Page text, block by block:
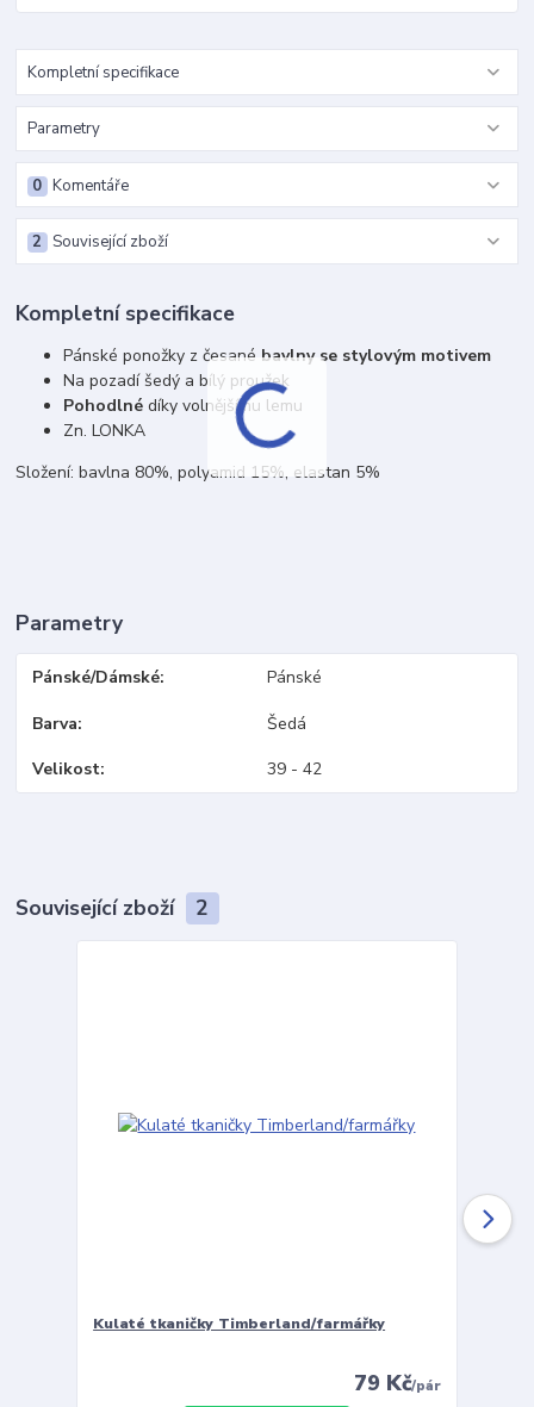
Kompletní specifikace
Parametry
Komentáře
0
Související zboží
2
Kompletní specifikace
Pánské ponožky z česané bavlny se stylovým motivem
Na pozadí šedý a bílý proužek
Pohodlné díky volnějšímu lemu
Zn. LONKA
Složení: bavlna 80%, polyamid 15%, elastan 5%
Parametry
Pánské/Dámské Pánské
Barva Šedá
Velikost 39 - 42
Související zboží 2
Kulaté tkaničky Timberland/farmářky
79 Kč/pár